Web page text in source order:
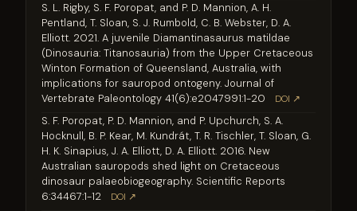
S. L. Rigby, S. F. Poropat, and P. D. Mannion, A. H.
Pentland, T. Sloan, S. J. Rumbold, C. B. Webster, D. A.
Elliott. 2021. A juvenile Diamantinasaurus matildae
(Dinosauria: Titanosauria) from the Upper Cretaceous
Winton Formation of Queensland, Australia, with
implications for sauropod ontogeny. Journal of
Vertebrate Paleontology 41(6):e2047991:1-20
DOI ↗
S. F. Poropat, P. D. Mannion, and P. Upchurch, S. A.
Hocknull, B. P. Kear, M. Kundrát, T. R. Tischler, T. Sloan, G.
H. K. Sinapius, J. A. Elliott, D. A. Elliott. 2016. New
Australian sauropods shed light on Cretaceous
dinosaur palaeobiogeography. Scientific Reports
6:34467:1-12
DOI ↗